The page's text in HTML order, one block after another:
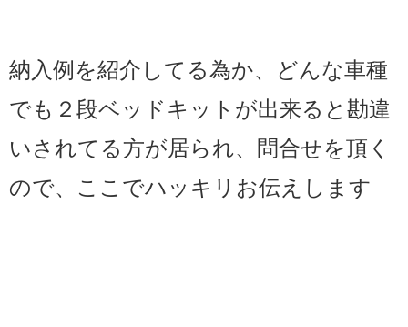
納入例を紹介してる為か、どんな車種
でも２段ベッドキットが出来ると勘違
いされてる方が居られ、問合せを頂く
ので、ここでハッキリお伝えします